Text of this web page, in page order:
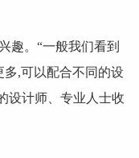
。“一般我们看到
,可以配合不同的设
设计师、专业人士收